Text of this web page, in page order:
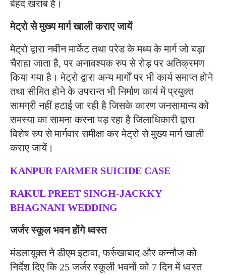
बेहद खराब है।
मेट्रो से मुख्य मार्ग खाली कराए जायें
मेट्रो द्वारा नवीन मार्केट तथा परेड के मध्य के मार्ग जो बड़ा
चैराहा जाता है, पर अनावश्यक रुप से रोड़ पर अतिक्रमण
किया गया है। मेट्रो द्वारा अन्य मार्गों पर भी कार्य समाप्त होने
तथा सीमित होने के उपरान्त भी निर्माण कार्य में प्रयुक्त
सामग्री नहीं हटाई जा रही है जिसके कारण जनसामान्य को
समस्या का सामना करना पड़ रहा है जिलाधिकारी द्वारा
विशेष रुप से मार्गवार समीक्षा कर मेट्रो से मुख्य मार्ग खाली
कराए जायें।
KANPUR FARMER SUICIDE CASE
RAKUL PREET SINGH-JACKKY
BHAGNANI WEDDING
जर्जर स्कूल भवन होंगे ध्वस्त
मंडलायुक्त ने डीएम इटावा, फर्रुखाबाद और कन्नौज को
निर्देश दिए कि 25 जर्जर स्कूली भवनों को 7 दिन में ध्वस्त